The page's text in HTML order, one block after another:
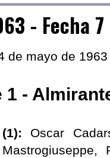
- Fecha 7
de mayo de 1963
1 -
Oscar